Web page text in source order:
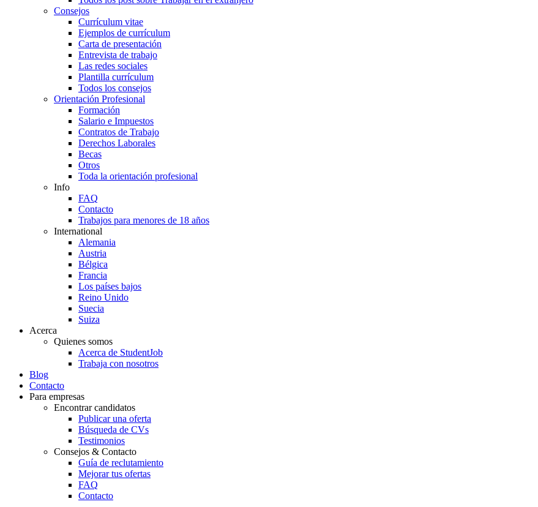
Consejos
Currículum vitae
Ejemplos de currículum
Carta de presentación
Entrevista de trabajo
Las redes sociales
Plantilla currículum
Todos los consejos
Orientación Profesional
Formación
Salario e Impuestos
Contratos de Trabajo
Derechos Laborales
Becas
Otros
Toda la orientación profesional
Info
FAQ
Contacto
Trabajos para menores de 18 años
International
Alemania
Austria
Bélgica
Francia
Los países bajos
Reino Unido
Suecia
Suiza
Acerca
Quienes somos
Acerca de StudentJob
Trabaja con nosotros
Blog
Contacto
Para empresas
Encontrar candidatos
Publicar una oferta
Búsqueda de CVs
Testimonios
Consejos & Contacto
Guía de reclutamiento
Mejorar tus ofertas
FAQ
Contacto